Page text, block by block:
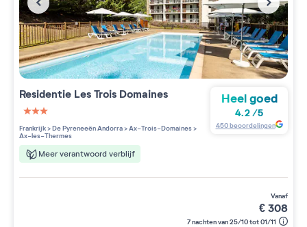
Residentie Les Trois Domaines
3 étoiles sur 5
Frankrijk>De Pyreneeën Andorra>Ax-Trois-Domaines>
Ax-les-Thermes
Meer verantwoord verblijf
Heel goed
4.2/5
450beoordelingen
vanaf
€308
7 nachten van 25/10 tot 01/11